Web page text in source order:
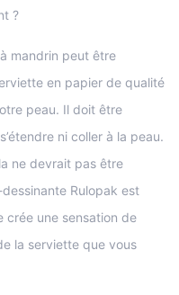
?
mandrin peut être
en papier de qualité
peau. Il doit être
ni coller à la peau.
ne devrait pas être
Rulopak est
crée une sensation de
la serviette que vous